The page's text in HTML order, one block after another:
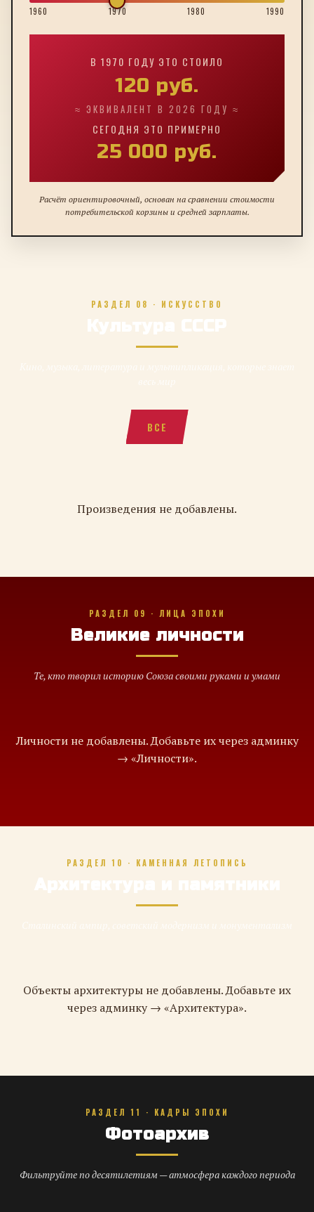
1960 1970 1980 1990
В 1970 ГОДУ ЭТО СТОИЛО
120 руб.
≈ ЭКВИВАЛЕНТ В 2026 ГОДУ ≈
СЕГОДНЯ ЭТО ПРИМЕРНО
25 000 руб.
Расчёт ориентировочный, основан на сравнении стоимости
потребительской корзины и средней зарплаты.
РАЗДЕЛ 08 · ИСКУССТВО
Культура СССР
ВСЕ
Произведения не добавлены.
РАЗДЕЛ 09 · ЛИЦА ЭПОХИ
Великие личности
Те, кто творил историю Союза своими руками и умами
Личности не добавлены. Добавьте их через админку
→ «Личности».
РАЗДЕЛ 10 · КАМЕННАЯ ЛЕТОПИСЬ
Архитектура и памятники
Объекты архитектуры не добавлены. Добавьте их
через админку → «Архитектура».
РАЗДЕЛ 11 · КАДРЫ ЭПОХИ
Фотоархив
Фильтруйте по десятилетиям — атмосфера каждого периода